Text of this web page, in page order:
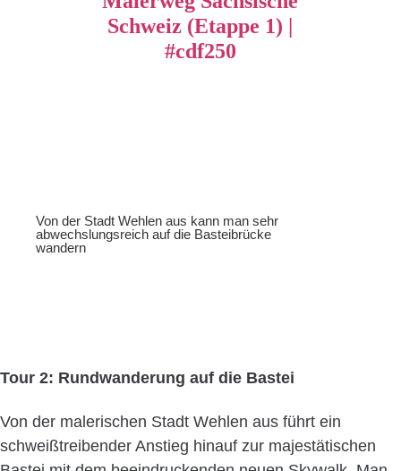
Schweiz (Etappe 1) |
#cdf250
Von der Stadt Wehlen aus kann man sehr
abwechslungsreich auf die Basteibrücke
wandern
Tour 2: Rundwanderung auf die Bastei
Von der malerischen Stadt Wehlen aus führt ein
schweißtreibender Anstieg hinauf zur majestätischen